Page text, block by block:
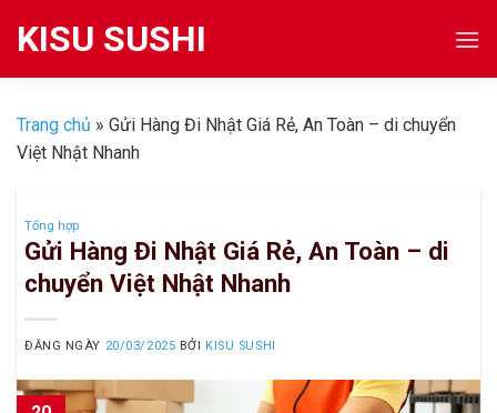
KISU SUSHI
Trang chủ » Gửi Hàng Đi Nhật Giá Rẻ, An Toàn – di chuyển
Việt Nhật Nhanh
Tổng hợp
Gửi Hàng Đi Nhật Giá Rẻ, An Toàn – di
chuyển Việt Nhật Nhanh
ĐĂNG NGÀY 20/03/2025 BỞI KISU SUSHI